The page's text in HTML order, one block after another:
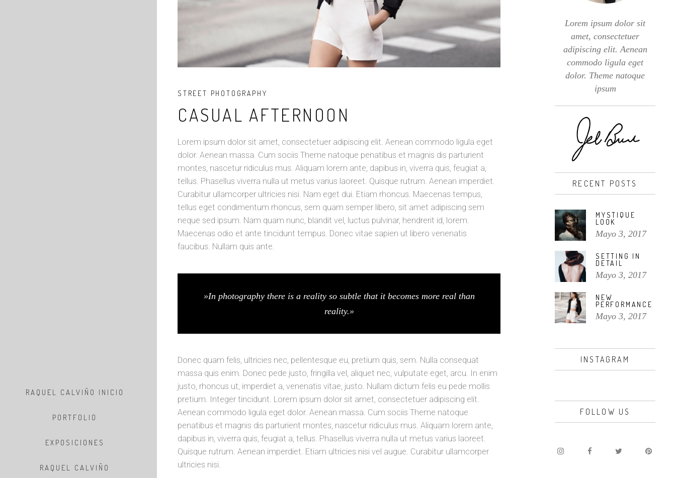
RAQUEL CALVIÑO INICIO
PORTFOLIO
EXPOSICIONES
RAQUEL CALVIÑO
STREET PHOTOGRAPHY
CASUAL AFTERNOON
Lorem ipsum dolor sit amet, consectetuer adipiscing elit. Aenean commodo ligula eget
dolor. Aenean massa. Cum sociis Theme natoque penatibus et magnis dis parturient
montes, nascetur ridiculus mus. Aliquam lorem ante, dapibus in, viverra quis, feugiat a,
tellus. Phasellus viverra nulla ut metus varius laoreet. Quisque rutrum. Aenean imperdiet.
Curabitur ullamcorper ultricies nisi. Nam eget dui. Etiam rhoncus. Maecenas tempus,
tellus eget condimentum rhoncus, sem quam semper libero, sit amet adipiscing sem
neque sed ipsum. Nam quam nunc, blandit vel, luctus pulvinar, hendrerit id, lorem.
Maecenas odio et ante tincidunt tempus. Donec vitae sapien ut libero venenatis
faucibus. Nullam quis ante.
»In photography there is a reality so subtle that it becomes more real than
reality.»
Donec quam felis, ultricies nec, pellentesque eu, pretium quis, sem. Nulla consequat
massa quis enim. Donec pede justo, fringilla vel, aliquet nec, vulputate eget, arcu. In enim
justo, rhoncus ut, imperdiet a, venenatis vitae, justo. Nullam dictum felis eu pede mollis
pretium. Integer tincidunt. Lorem ipsum dolor sit amet, consectetuer adipiscing elit.
Aenean commodo ligula eget dolor. Aenean massa. Cum sociis Theme natoque
penatibus et magnis dis parturient montes, nascetur ridiculus mus. Aliquam lorem ante,
dapibus in, viverra quis, feugiat a, tellus. Phasellus viverra nulla ut metus varius laoreet.
Quisque rutrum. Aenean imperdiet. Etiam ultricies nisi vel augue. Curabitur ullamcorper
ultricies nisi.
Lorem ipsum dolor sit
amet, consectetuer
adipiscing elit. Aenean
commodo ligula eget
dolor. Theme natoque
ipsum
RECENT POSTS
MYSTIQUE
LOOK
Mayo 3, 2017
SETTING IN
DETAIL
Mayo 3, 2017
NEW
PERFORMANCE
Mayo 3, 2017
INSTAGRAM
FOLLOW US